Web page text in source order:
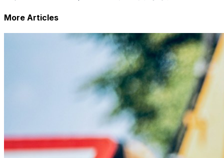
More Articles